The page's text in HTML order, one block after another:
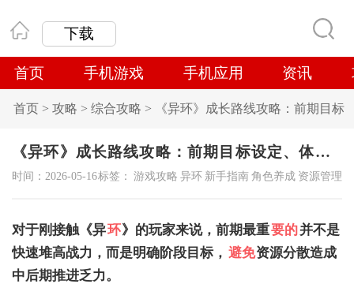
下载
首页 手机游戏 手机应用 资讯
首页 > 攻略 > 综合攻略 > 《异环》成长路线攻略：前期目标
设定、体力分配与养成避坑建议 《异环》成长路线攻略：前期目标设定、体力分配与养成避坑建议
时间：2026-05-16标签： 游戏攻略 异环 新手指南 角色养成 资源管理
对于刚接触《异环》的玩家来说，前期最重要的并不是
快速堆高战力，而是明确阶段目标， 避免资源分散造成
中后期推进乏力。